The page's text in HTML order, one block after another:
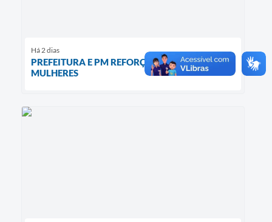
Há 2 dias
PREFEITURA E PM REFORÇAM A PROTEÇÃO ÀS
MULHERES